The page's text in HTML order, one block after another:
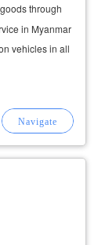
through
in Myanmar
vehicles in all